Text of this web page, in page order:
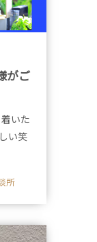
がご
いた
い笑
所